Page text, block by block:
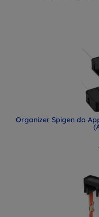
Organizer Spigen do